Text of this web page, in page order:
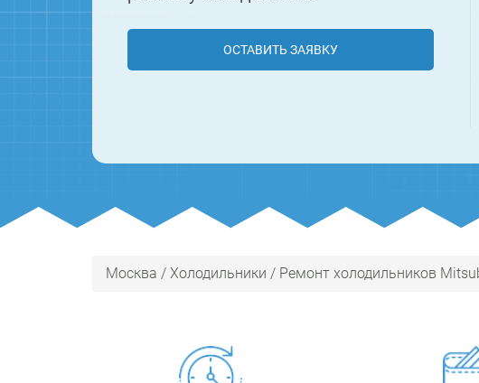
ОСТАВИТЬ ЗАЯВКУ
Москва / Холодильники / Ремонт холодильников